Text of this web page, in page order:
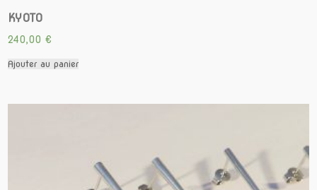
KYOTO
240,00 €
Ajouter au panier